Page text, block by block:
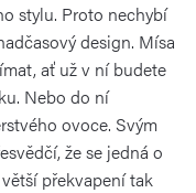
stylu. Proto nechybí
design. Mísa
ať už v ní budete
Nebo do ní
ovoce. Svým
že se jedná o
překvapení tak